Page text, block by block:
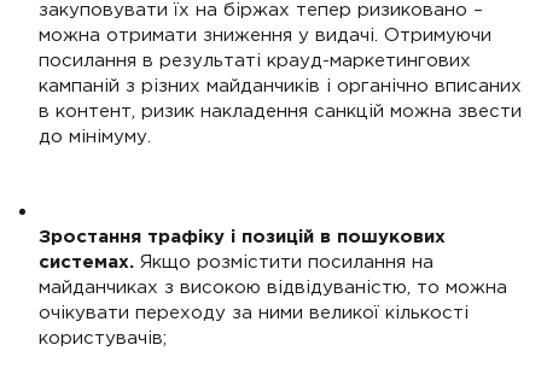
закуповувати їх на біржах тепер ризиковано –
можна отримати зниження у видачі. Отримуючи
посилання в результаті крауд-маркетингових
кампаній з різних майданчиків і органічно вписаних
в контент, ризик накладення санкцій можна звести
до мінімуму.
Зростання трафіку і позицій в пошукових
системах. Якщо розмістити посилання на
майданчиках з високою відвідуваністю, то можна
очікувати переходу за ними великої кількості
користувачів;